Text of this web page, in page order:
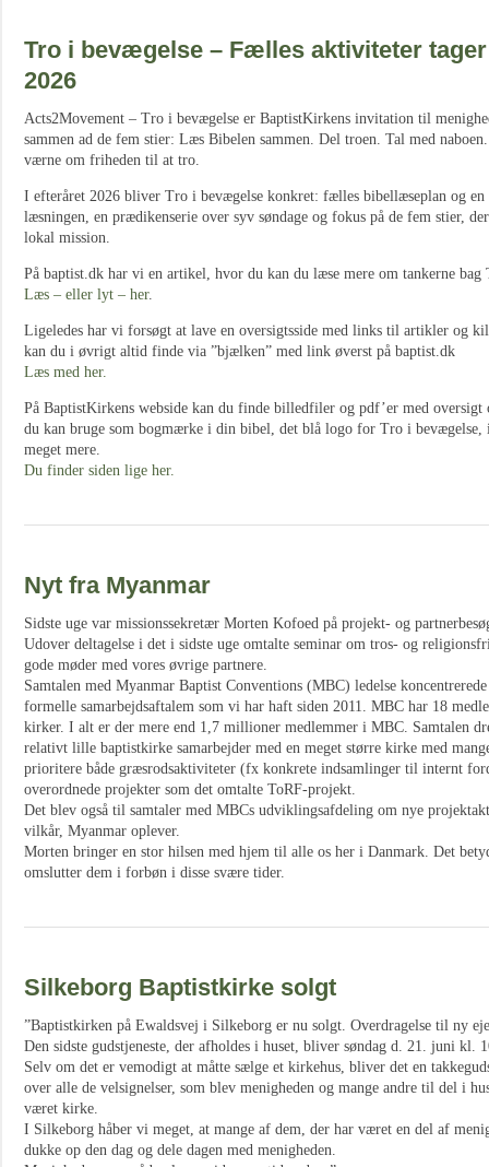
Tro i bevægelse – Fælles aktiviteter
2026
Acts2Movement – Tro i bevægelse er BaptistKirkens invitation til
sammen ad de fem stier: Læs Bibelen sammen. Del troen. Tal med
værne om friheden til at tro.
I efteråret 2026 bliver Tro i bevægelse konkret: fælles bibellæseplan og en
læsningen, en prædikenserie over syv søndage og fokus på de fem stier,
lokal mission.
På baptist.dk har vi en artikel, hvor du kan du læse mere om tankerne bag
Læs – eller lyt – her.
Ligeledes har vi forsøgt at lave en oversigtsside med links til artikler og
kan du i øvrigt altid finde via ”bjælken” med link øverst på baptist.dk
Læs med her.
På BaptistKirkens webside kan du finde billedfiler og pdf’er med
du kan bruge som bogmærke i din bibel, det blå logo for Tro i
meget mere.
Du finder siden lige her.
Nyt fra Myanmar
Sidste uge var missionssekretær Morten Kofoed på projekt- og
Udover deltagelse i det i sidste uge omtalte seminar om tros- og
gode møder med vores øvrige partnere.
Samtalen med Myanmar Baptist Conventions (MBC) ledelse
formelle samarbejdsaftalem som vi har haft siden 2011. MBC har 18
kirker. I alt er der mere end 1,7 millioner medlemmer i MBC. Samtalen
relativt lille baptistkirke samarbejder med en meget større kirke med
prioritere både græsrodsaktiviteter (fx konkrete indsamlinger til internt
overordnede projekter som det omtalte ToRF-projekt.
Det blev også til samtaler med MBCs udviklingsafdeling om nye
vilkår, Myanmar oplever.
Morten bringer en stor hilsen med hjem til alle os her i Danmark. Det
omslutter dem i forbøn i disse svære tider.
Silkeborg Baptistkirke solgt
”Baptistkirken på Ewaldsvej i Silkeborg er nu solgt. Overdragelse til ny
Den sidste gudstjeneste, der afholdes i huset, bliver søndag d. 21. juni kl.
Selv om det er vemodigt at måtte sælge et kirkehus, bliver det en
over alle de velsignelser, som blev menigheden og mange andre til del i
været kirke.
I Silkeborg håber vi meget, at mange af dem, der har været en del af
dukke op den dag og dele dagen med menigheden.